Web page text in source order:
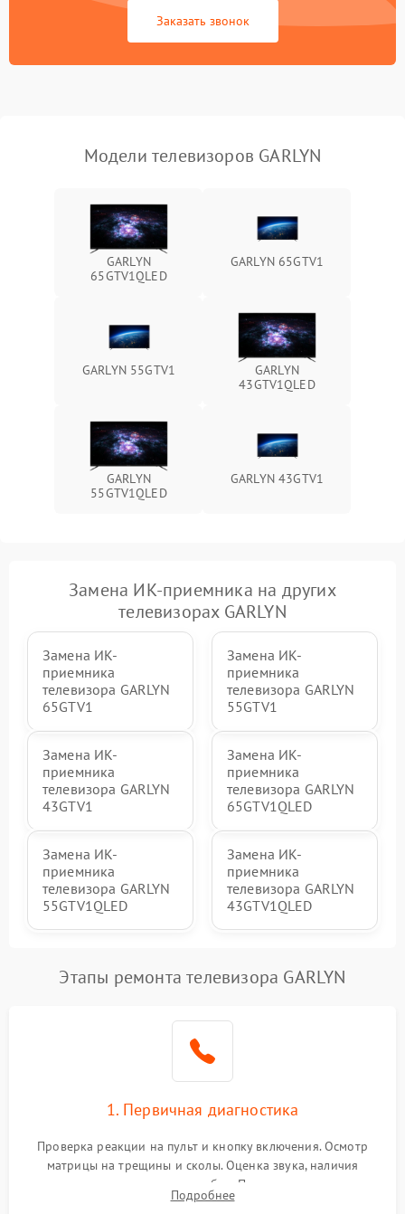
Заказать звонок
Модели телевизоров GARLYN
GARLYN
65GTV1QLED
GARLYN 65GTV1
GARLYN 55GTV1
GARLYN
43GTV1QLED
GARLYN
55GTV1QLED
GARLYN 43GTV1
Замена ИК-приемника на других
телевизорах GARLYN
Замена ИК-
приемника
телевизора GARLYN
65GTV1
Замена ИК-
приемника
телевизора GARLYN
55GTV1
Замена ИК-
приемника
телевизора GARLYN
43GTV1
Замена ИК-
приемника
телевизора GARLYN
65GTV1QLED
Замена ИК-
приемника
телевизора GARLYN
55GTV1QLED
Замена ИК-
приемника
телевизора GARLYN
43GTV1QLED
Этапы ремонта телевизора GARLYN
1. Первичная диагностика
Проверка реакции на пульт и кнопку включения. Осмотр
матрицы на трещины и сколы. Оценка звука, наличия
подсветки и индикаторов ошибок. Подключение тестовых
источников сигнала для выявления симптомов поломки.
Подробнее